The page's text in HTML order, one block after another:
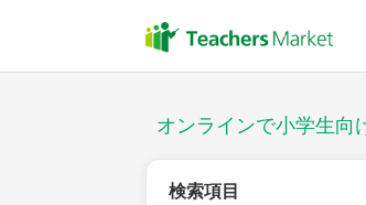
オンラインで小学生向
検索項目
授業スタイル